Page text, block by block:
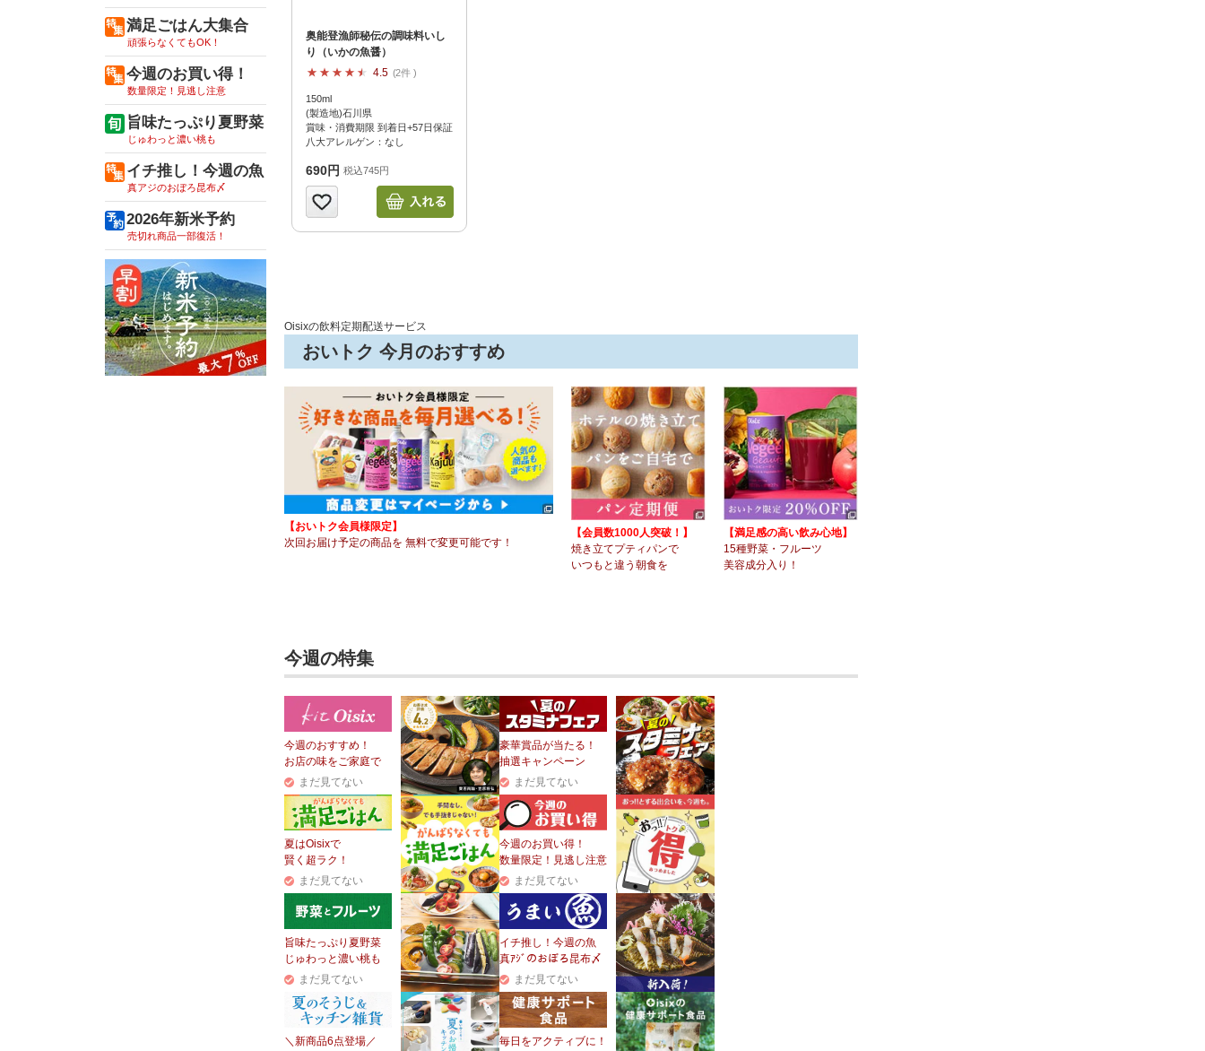
奥能登漁師秘伝の調味料いし
り（いかの魚醤）
4.5 2件
150ml
(製造地)石川県
賞味・消費期限 到着日+57日保証
八大アレルゲン：なし
690円 税込745円
Oisixの飲料定期配送サービス
おいトク 今月のおすすめ
【おいトク会員様限定】
次回お届け予定の商品を 無料で変更可能です！
【会員数1000人突破！】
焼き立てプティパンで
いつもと違う朝食を
【満足感の高い飲み心地】
15種野菜・フルーツ
美容成分入り！
今週の特集
今週のおすすめ！
お店の味をご家庭で
まだ見てない
豪華賞品が当たる！
抽選キャンペーン
まだ見てない
夏はOisixで
賢く超ラク！
まだ見てない
今週のお買い得！
数量限定！見逃し注意
まだ見てない
旨味たっぷり夏野菜
じゅわっと濃い桃も
まだ見てない
イチ推し！今週の魚
真ｱｼﾞのおぼろ昆布〆
まだ見てない
＼新商品6点登場／ 毎日をアクティブに！
満足ごはん大集合
頑張らなくてもOK！
今週のお買い得！
数量限定！見逃し注意
旨味たっぷり夏野菜
じゅわっと濃い桃も
イチ推し！今週の魚
真アジのおぼろ昆布〆
2026年新米予約
売切れ商品一部復活！